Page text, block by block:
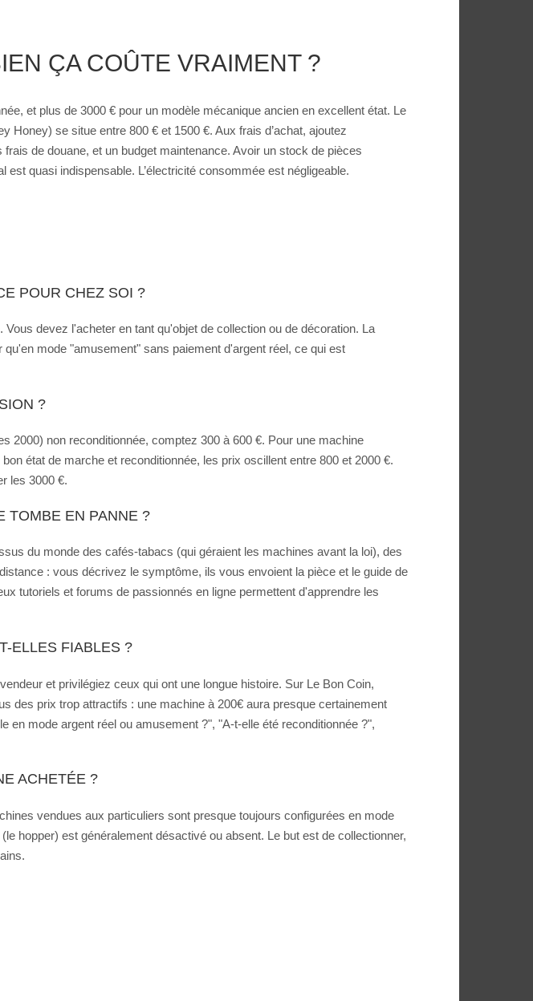
ÇA COÛTE VRAIMENT ?
et plus de 3000 € pour un modèle mécanique ancien en excellent état. Le
se situe entre 800 € et 1500 €. Aux frais d’achat, ajoutez
de douane, et un budget maintenance. Avoir un stock de pièces
quasi indispensable. L’électricité consommée est négligeable.
POUR CHEZ SOI ?
devez l'acheter en tant qu'objet de collection ou de décoration. La
mode "amusement" sans paiement d'argent réel, ce qui est
?
2000) non reconditionnée, comptez 300 à 600 €. Pour une machine
état de marche et reconditionnée, les prix oscillent entre 800 et 2000 €.
les 3000 €.
TOMBE EN PANNE ?
du monde des cafés-tabacs (qui géraient les machines avant la loi), des
: vous décrivez le symptôme, ils vous envoient la pièce et le guide de
tutoriels et forums de passionnés en ligne permettent d'apprendre les
ELLES FIABLES ?
et privilégiez ceux qui ont une longue histoire. Sur Le Bon Coin,
des prix trop attractifs : une machine à 200€ aura presque certainement
mode argent réel ou amusement ?", "A-t-elle été reconditionnée ?",
ACHETÉE ?
vendues aux particuliers sont presque toujours configurées en mode
hopper) est généralement désactivé ou absent. Le but est de collectionner,